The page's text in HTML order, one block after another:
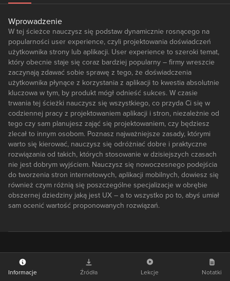
Wprowadzenie
W tej ścieżce nauczysz się podstaw dynamicznie rosnącego na
popularności user experience, czyli projektowania doświadczeń
użytkownika strony lub aplikacji. User experience to szeroki temat,
który obecnie staje się coraz bardziej popularny – firmy wreszcie
zaczynają zdawać sobie sprawę z tego, że doświadczenia
użytkownika płynące z korzystania z aplikacji to kwestia absolutnie
kluczowa w tym, by produkt mógł odnieść sukces. W czasie
trwania tej ścieżki nauczysz się wszystkiego, co przyda Ci się w
codziennej pracy z projektowaniem aplikacji i stron, niezależnie od
tego czy sam planujesz zająć się projektowaniem, czy będziesz
zlecał to innym osobom. Poznasz najważniejsze zasady, którymi
warto się kierować, nauczysz się odróżniać dobre i praktyczne
rozwiązania od takich, których stosowanie w dzisiejszych czasach
nie jest dobrym wyjściem. Nauczysz się nowoczesnego podejścia
do tworzenia stron internetowych, aplikacji mobilnych, dowiesz się
również czym różnią się poszczególne specjalizacje w obrębie
obszernej dziedziny jaką jest UX – a to wszystko po to, abyś umiał
sam ocenić wartość proponowanych rozwiązań.
Informacje Źródła Lekcje Notatki